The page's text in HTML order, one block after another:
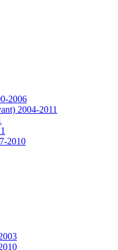
2006
2004-2011
2010